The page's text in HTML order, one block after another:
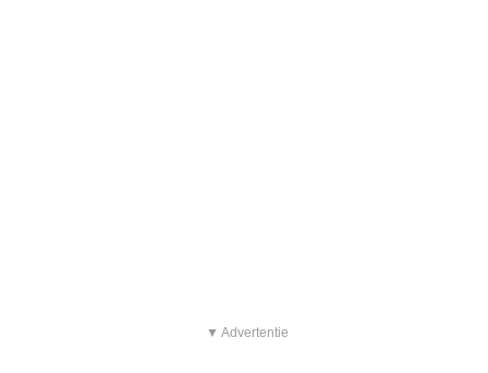
▼ Advertentie